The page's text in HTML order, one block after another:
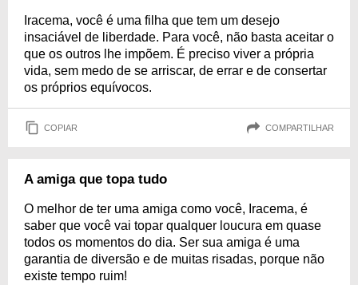
Iracema, você é uma filha que tem um desejo
insaciável de liberdade. Para você, não basta aceitar o
que os outros lhe impõem. É preciso viver a própria
vida, sem medo de se arriscar, de errar e de consertar
os próprios equívocos.
COPIAR COMPARTILHAR
A amiga que topa tudo
O melhor de ter uma amiga como você, Iracema, é
saber que você vai topar qualquer loucura em quase
todos os momentos do dia. Ser sua amiga é uma
garantia de diversão e de muitas risadas, porque não
existe tempo ruim!